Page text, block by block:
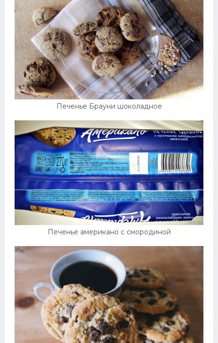
Печенье Брауни шоколадное
Печенье американо с смородиной